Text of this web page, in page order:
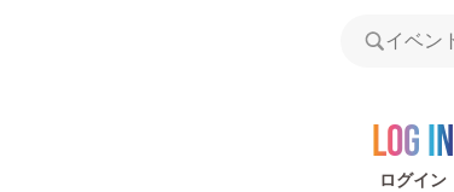
Log in
ログイン